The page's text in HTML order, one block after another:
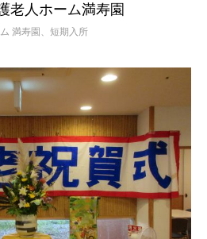
老人ホーム満寿園
満寿園、短期入所